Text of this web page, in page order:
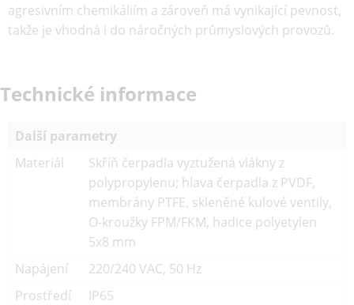
agresivním chemikáliím a zároveň má vynikající pevnost,
takže je vhodná i do náročných průmyslových provozů.
Technické informace
Další parametry
Materiál
Skříň čerpadla vyztužená vlákny z
polypropylenu; hlava čerpadla z PVDF,
membrány PTFE, skleněné kulové ventily,
O-kroužky FPM/FKM, hadice polyetylen
5x8 mm
Napájení
220/240 VAC, 50 Hz
Prostředí
IP65